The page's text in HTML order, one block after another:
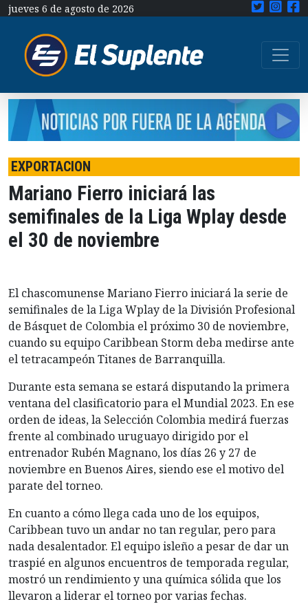
jueves 6 de agosto de 2026
EXPORTACION
Mariano Fierro iniciará las
semifinales de la Liga Wplay desde
el 30 de noviembre
El chascomunense Mariano Fierro iniciará la serie de
semifinales de la Liga Wplay de la División Profesional
de Básquet de Colombia el próximo 30 de noviembre,
cuando su equipo Caribbean Storm deba medirse ante
el tetracampeón Titanes de Barranquilla.
Durante esta semana se estará disputando la primera
ventana del clasificatorio para el Mundial 2023. En ese
orden de ideas, la Selección Colombia medirá fuerzas
frente al combinado uruguayo dirigido por el
entrenador Rubén Magnano, los días 26 y 27 de
noviembre en Buenos Aires, siendo ese el motivo del
parate del torneo.
En cuanto a cómo llega cada uno de los equipos,
Caribbean tuvo un andar no tan regular, pero para
nada desalentador. El equipo isleño a pesar de dar un
traspié en algunos encuentros de temporada regular,
mostró un rendimiento y una química sólida que los
llevaron a liderar el torneo por varias fechas.